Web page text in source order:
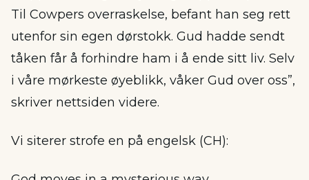
Til Cowpers overraskelse, befant han seg rett
utenfor sin egen dørstokk. Gud hadde sendt
tåken får å forhindre ham i å ende sitt liv. Selv
i våre mørkeste øyeblikk, våker Gud over oss”,
skriver nettsiden videre.
Vi siterer strofe en på engelsk (CH):